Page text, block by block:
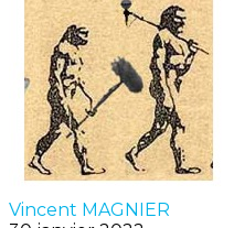
Vincent MAGNIER